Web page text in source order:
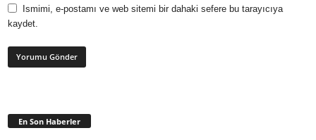
Ismimi, e-postamı ve web sitemi bir dahaki sefere bu tarayıcıya
kaydet.
En Son Haberler